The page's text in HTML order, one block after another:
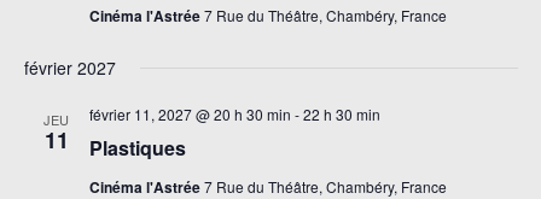
Cinéma l'Astrée7 Rue du Théâtre, Chambéry, France
février 2027
JEU
11 Plastiques
février 11, 2027 @ 20 h 30 min -22 h 30 min
Cinéma l'Astrée7 Rue du Théâtre, Chambéry, France